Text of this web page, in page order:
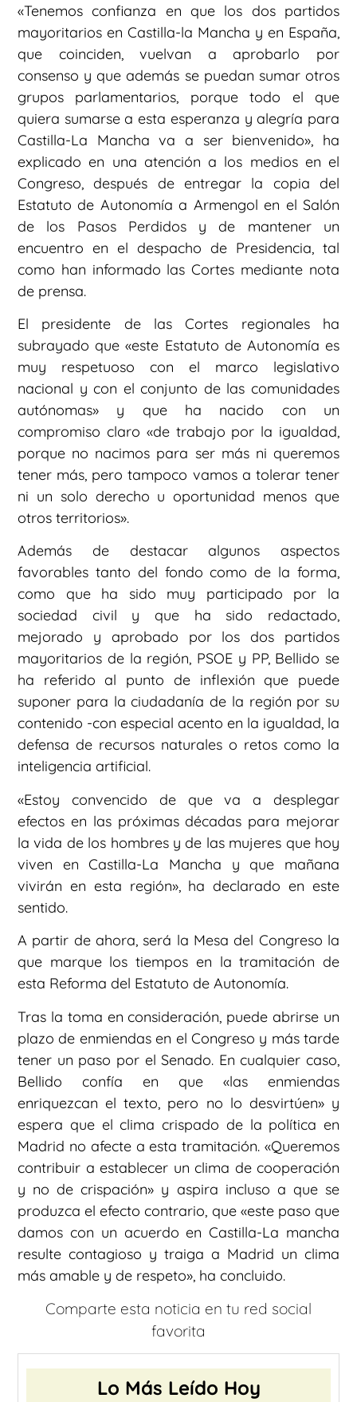
«Tenemos confianza en que los dos partidos
mayoritarios en Castilla-la Mancha y en España,
que coinciden, vuelvan a aprobarlo por
consenso y que además se puedan sumar otros
grupos parlamentarios, porque todo el que
quiera sumarse a esta esperanza y alegría para
Castilla-La Mancha va a ser bienvenido», ha
explicado en una atención a los medios en el
Congreso, después de entregar la copia del
Estatuto de Autonomía a Armengol en el Salón
de los Pasos Perdidos y de mantener un
encuentro en el despacho de Presidencia, tal
como han informado las Cortes mediante nota
de prensa.
El presidente de las Cortes regionales ha
subrayado que «este Estatuto de Autonomía es
muy respetuoso con el marco legislativo
nacional y con el conjunto de las comunidades
autónomas» y que ha nacido con un
compromiso claro «de trabajo por la igualdad,
porque no nacimos para ser más ni queremos
tener más, pero tampoco vamos a tolerar tener
ni un solo derecho u oportunidad menos que
otros territorios».
Además de destacar algunos aspectos
favorables tanto del fondo como de la forma,
como que ha sido muy participado por la
sociedad civil y que ha sido redactado,
mejorado y aprobado por los dos partidos
mayoritarios de la región, PSOE y PP, Bellido se
ha referido al punto de inflexión que puede
suponer para la ciudadanía de la región por su
contenido -con especial acento en la igualdad, la
defensa de recursos naturales o retos como la
inteligencia artificial.
«Estoy convencido de que va a desplegar
efectos en las próximas décadas para mejorar
la vida de los hombres y de las mujeres que hoy
viven en Castilla-La Mancha y que mañana
vivirán en esta región», ha declarado en este
sentido.
A partir de ahora, será la Mesa del Congreso la
que marque los tiempos en la tramitación de
esta Reforma del Estatuto de Autonomía.
Tras la toma en consideración, puede abrirse un
plazo de enmiendas en el Congreso y más tarde
tener un paso por el Senado. En cualquier caso,
Bellido confía en que «las enmiendas
enriquezcan el texto, pero no lo desvirtúen» y
espera que el clima crispado de la política en
Madrid no afecte a esta tramitación. «Queremos
contribuir a establecer un clima de cooperación
y no de crispación» y aspira incluso a que se
produzca el efecto contrario, que «este paso que
damos con un acuerdo en Castilla-La mancha
resulte contagioso y traiga a Madrid un clima
más amable y de respeto», ha concluido.
Comparte esta noticia en tu red social
favorita
Lo Más Leído Hoy